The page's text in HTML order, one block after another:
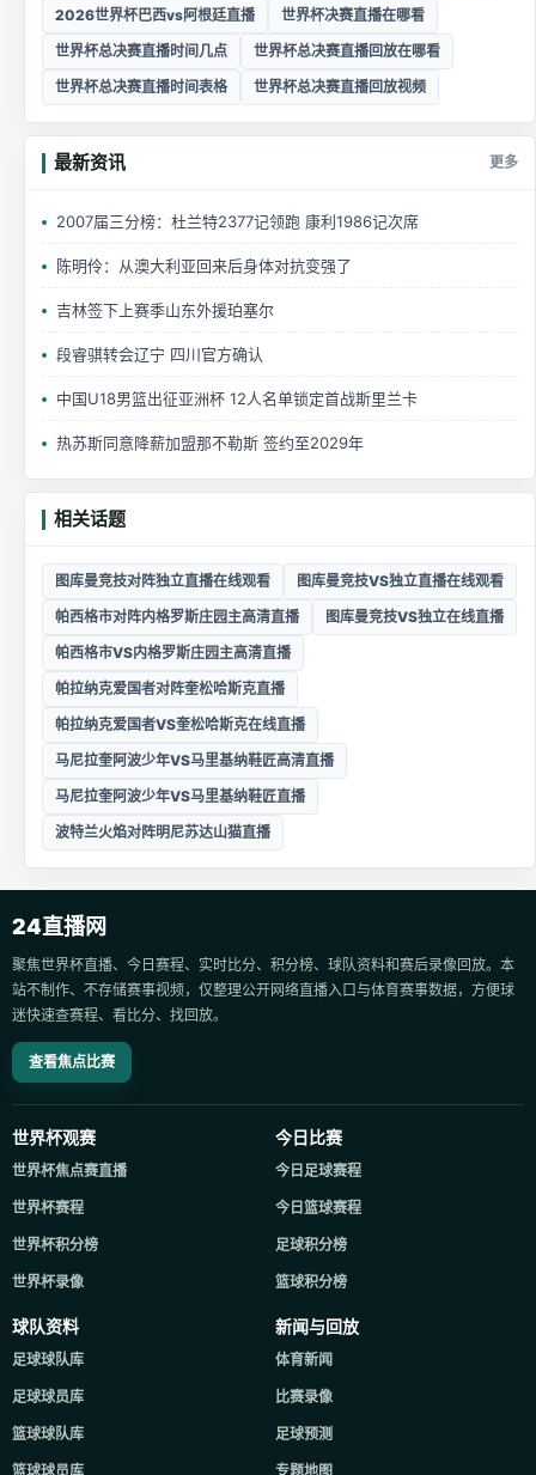
2026世界杯巴西vs阿根廷直播
世界杯决赛直播在哪看
世界杯总决赛直播时间几点
世界杯总决赛直播回放在哪看
世界杯总决赛直播时间表格
世界杯总决赛直播回放视频
最新资讯 更多
2007届三分榜：杜兰特2377记领跑 康利1986记次席
陈明伶：从澳大利亚回来后身体对抗变强了
吉林签下上赛季山东外援珀塞尔
段睿骐转会辽宁 四川官方确认
中国U18男篮出征亚洲杯 12人名单锁定首战斯里兰卡
热苏斯同意降薪加盟那不勒斯 签约至2029年
相关话题
图库曼竞技对阵独立直播在线观看
图库曼竞技VS独立直播在线观看
帕西格市对阵内格罗斯庄园主高清直播
图库曼竞技VS独立在线直播
帕西格市VS内格罗斯庄园主高清直播
帕拉纳克爱国者对阵奎松哈斯克直播
帕拉纳克爱国者VS奎松哈斯克在线直播
马尼拉奎阿波少年VS马里基纳鞋匠高清直播
马尼拉奎阿波少年VS马里基纳鞋匠直播
波特兰火焰对阵明尼苏达山猫直播
24直播网
聚焦世界杯直播、今日赛程、实时比分、积分榜、球队资料和赛后录像回放。本
站不制作、不存储赛事视频，仅整理公开网络直播入口与体育赛事数据，方便球
迷快速查赛程、看比分、找回放。
查看焦点比赛
世界杯观赛
世界杯焦点赛直播
世界杯赛程
世界杯积分榜
世界杯录像
今日比赛
今日足球赛程
今日篮球赛程
足球积分榜
篮球积分榜
球队资料
足球球队库
足球球员库
篮球球队库
篮球球员库
新闻与回放
体育新闻
比赛录像
足球预测
专题地图